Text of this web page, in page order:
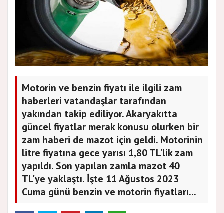
Motorin ve benzin fiyatı ile ilgili zam
haberleri vatandaşlar tarafından
yakından takip ediliyor. Akaryakıtta
güncel fiyatlar merak konusu olurken bir
zam haberi de mazot için geldi. Motorinin
litre fiyatına gece yarısı 1,80 TL'lik zam
yapıldı. Son yapılan zamla mazot 40
TL'ye yaklaştı. İşte 11 Ağustos 2023
Cuma günü benzin ve motorin fiyatları...